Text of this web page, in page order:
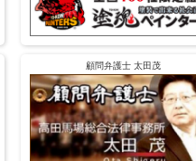
顧問弁護士 太田茂